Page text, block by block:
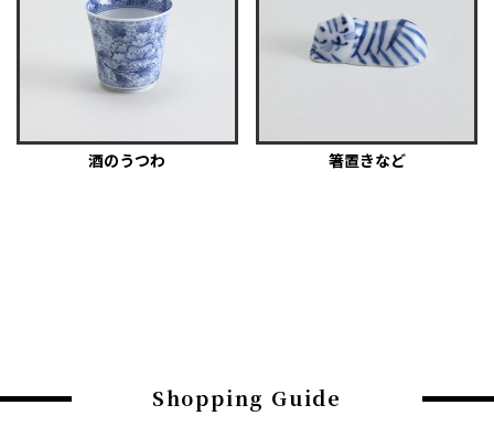
酒のうつわ 箸置きなど
Shopping Guide